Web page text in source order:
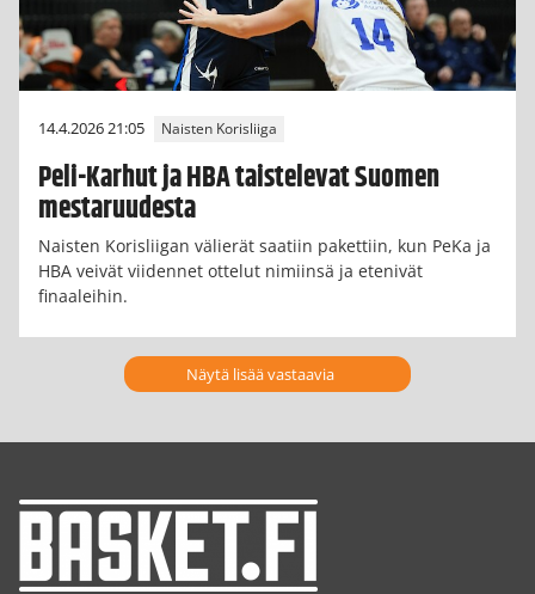
14.4.2026 21:05 Naisten Korisliiga
Peli-Karhut ja HBA taistelevat Suomen
mestaruudesta
Naisten Korisliigan välierät saatiin pakettiin, kun PeKa ja
HBA veivät viidennet ottelut nimiinsä ja etenivät
finaaleihin.
Näytä lisää vastaavia